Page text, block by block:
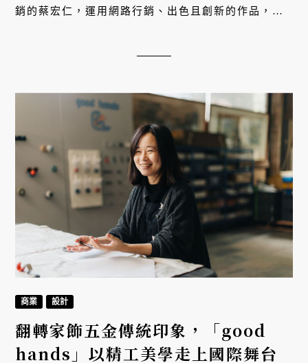
銷的蔡宏仁，運用網路行銷、出色且創新的作品，成
商業 設計
翻轉家飾五金傳統印象，「good
hands」以精工美學走上國際舞台